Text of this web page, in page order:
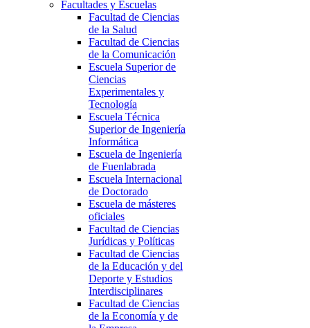
Facultades y Escuelas
Facultad de Ciencias
de la Salud
Facultad de Ciencias
de la Comunicación
Escuela Superior de
Ciencias
Experimentales y
Tecnología
Escuela Técnica
Superior de Ingeniería
Informática
Escuela de Ingeniería
de Fuenlabrada
Escuela Internacional
de Doctorado
Escuela de másteres
oficiales
Facultad de Ciencias
Jurídicas y Políticas
Facultad de Ciencias
de la Educación y del
Deporte y Estudios
Interdisciplinares
Facultad de Ciencias
de la Economía y de